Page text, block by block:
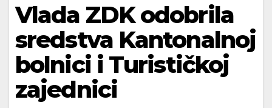
Vlada ZDK odobrila
sredstva Kantonalnoj
bolnici i Turističkoj
zajednici